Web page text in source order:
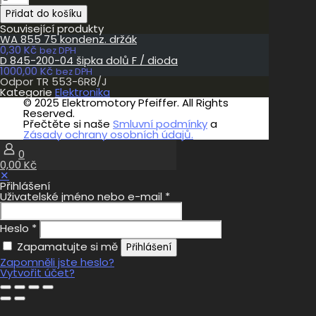
TR
553-
6R8/J
množství
Přidat do košíku
Související produkty
WA 855 75 kondenz. držák
0,30 Kč bez DPH
D 845-200-04 šipka dolů F / dioda
1000,00 Kč bez DPH
Odpor TR 553-6R8/J
Kategorie Elektronika
© 2025 Elektromotory Pfeiffer. All Rights
Reserved.
Přečtěte si naše Smluvní podmínkya
Zásady ochrany osobních údajů.
0
0,00 Kč
✕
Přihlášení
Uživatelské jméno nebo e-mail *
Heslo *
Zapamatujte si mě
Přihlášení
Zapomněli jste heslo?
Vytvořit účet?